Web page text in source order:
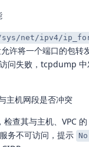
net/ipv4/
许将一个端口的包转
问失败，tcpdump
主机网段是否冲突
查其与主机、VPC
务不可访问，提示